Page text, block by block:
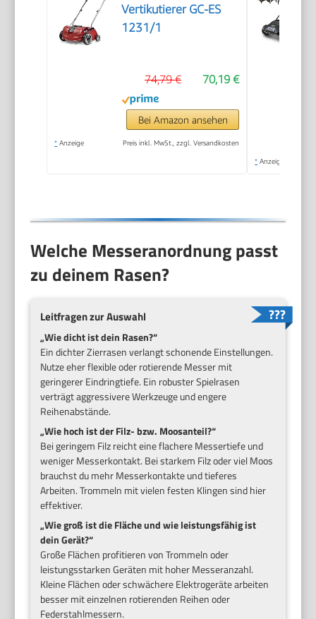
Vertikutierer GC-ES
1231/1
70,19 €
74,79 €
Bei Amazon ansehen
* Anzeige Preis inkl. MwSt., zzgl. Versandkosten
* Anzeige
Welche Messeranordnung passt
zu deinem Rasen?
Leitfragen zur Auswahl
„Wie dicht ist dein Rasen?“
Ein dichter Zierrasen verlangt schonende Einstellungen.
Nutze eher flexible oder rotierende Messer mit
geringerer Eindringtiefe. Ein robuster Spielrasen
verträgt aggressivere Werkzeuge und engere
Reihenabstände.
„Wie hoch ist der Filz- bzw. Moosanteil?“
Bei geringem Filz reicht eine flachere Messertiefe und
weniger Messerkontakt. Bei starkem Filz oder viel Moos
brauchst du mehr Messerkontakte und tieferes
Arbeiten. Trommeln mit vielen festen Klingen sind hier
effektiver.
„Wie groß ist die Fläche und wie leistungsfähig ist
dein Gerät?“
Große Flächen profitieren von Trommeln oder
leistungsstarken Geräten mit hoher Messeranzahl.
Kleine Flächen oder schwächere Elektrogeräte arbeiten
besser mit einzelnen rotierenden Reihen oder
Federstahlmessern.